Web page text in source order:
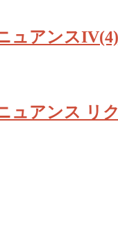
ュアンスIV(4)
ュアンス リ